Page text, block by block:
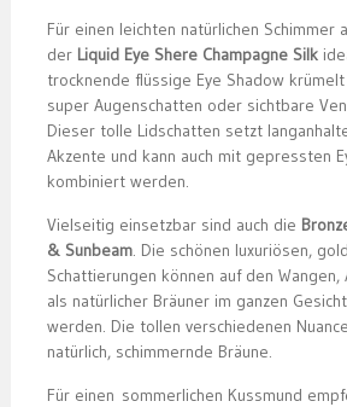
Für einen leichten natürlichen Schimmer
der Liquid Eye Shere Champagne Silk
trocknende flüssige Eye Shadow
super Augenschatten oder sichtbare
Dieser tolle Lidschatten setzt
Akzente und kann auch mit gepressten
kombiniert werden.
Vielseitig einsetzbar sind auch die
& Sunbeam. Die schönen luxuriösen,
Schattierungen können auf den
als natürlicher Bräuner im ganzen
werden. Die tollen verschiedenen
natürlich, schimmernde Bräune.
Für einen sommerlichen Kussmund